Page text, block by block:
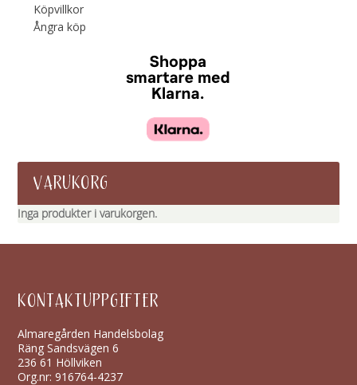
Köpvillkor
Ångra köp
VARUKORG
Inga produkter i varukorgen.
KONTAKTUPPGIFTER
Almaregården Handelsbolag
Räng Sandsvägen 6
236 61 Höllviken
Org.nr: 916764-4237